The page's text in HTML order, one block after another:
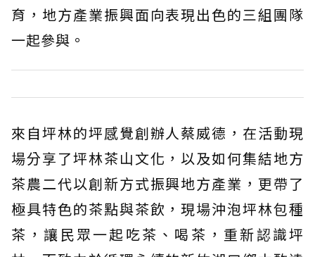
育，地方產業振興面向表現出色的三組團隊
一起參與。
來自坪林的坪感覺創辦人蔡威德，在活動現
場分享了坪林茶山文化，以及如何集結地方
茶農二代以創新方式振興地方產業，更帶了
極具特色的茶點與茶飲，現場沖泡坪林包種
茶，讓民眾一起吃茶、喝茶，重新認識坪